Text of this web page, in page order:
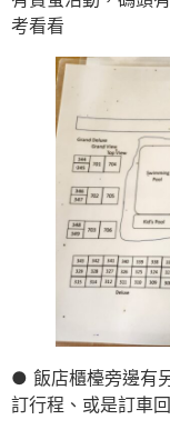
考看看
● 飯店櫃檯旁邊有
訂行程、或是訂車